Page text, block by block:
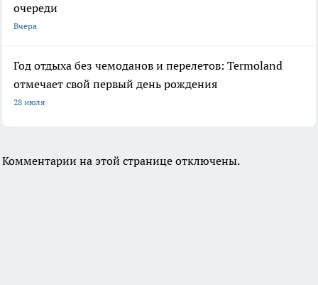
очереди
Вчера
Год отдыха без чемоданов и перелетов: Termoland
отмечает свой первый день рождения
28 июля
Комментарии на этой странице отключены.